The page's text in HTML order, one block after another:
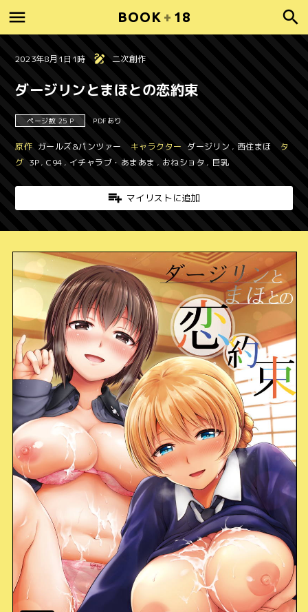
BOOK + 18
2023年8月1日1時 二次創作
ダージリンとまほとの恋約束
ページ数 25 P PDFあり
原作 ガールズ&パンツァー キャラクター ダージリン , 西住まほ
タ
グ 3P,C94 , イチャラブ・あまあま , おねショタ , 巨乳
マイリストに追加